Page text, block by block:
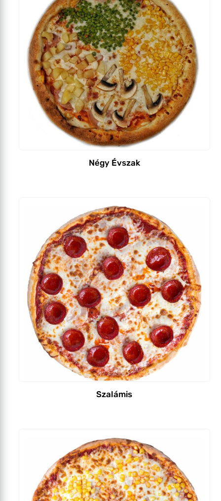
Négy Évszak
Szalámis